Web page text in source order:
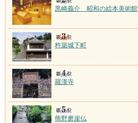
黒崎義介 昭和の絵本美術館
杵築城下町
羅漢寺
熊野磨崖仏